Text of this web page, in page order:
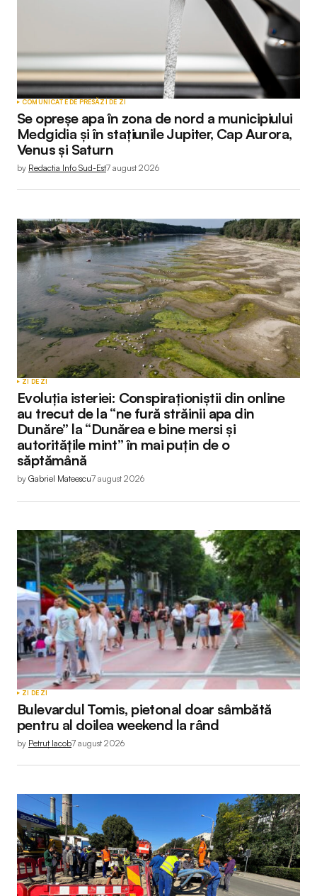
Your Name*
Your E-mail*
COMUNICATE DE PRESĂZI DE ZI
Se opreșe apa în zona de nord a municipiului
Medgidia și în stațiunile Jupiter, Cap Aurora,
Venus și Saturn
by Redactia Info Sud-Est7 august 2026
ZI DE ZI
Evoluția isteriei: Conspiraționiștii din online
au trecut de la “ne fură străinii apa din
Dunăre” la “Dunărea e bine mersi și
autoritățile mint” în mai puțin de o
săptămână
by Gabriel Mateescu7 august 2026
ZI DE ZI
Bulevardul Tomis, pietonal doar sâmbătă
pentru al doilea weekend la rând
by Petruț Iacob7 august 2026